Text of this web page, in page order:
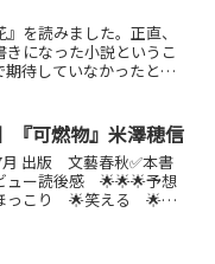
を読みました。正直、
きになった小説というこ
期待していなかったとい
しまいました。まさか泣
信念を貫く...
『可燃物』米澤穂信
出版 文藝春秋✅本書
ュー読後感 🌟🌟🌟予想
っこり 🌟笑える 🌟泣